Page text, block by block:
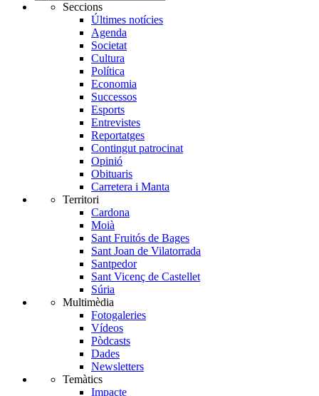
Seccions
Últimes notícies
Agenda
Societat
Cultura
Política
Economia
Successos
Esports
Entrevistes
Reportatges
Contingut patrocinat
Opinió
Obituaris
Carretera i Manta
Territori
Cardona
Moià
Sant Fruitós de Bages
Sant Joan de Vilatorrada
Santpedor
Sant Vicenç de Castellet
Súria
Multimèdia
Fotogaleries
Vídeos
Pòdcasts
Dades
Newsletters
Temàtics
Impacte